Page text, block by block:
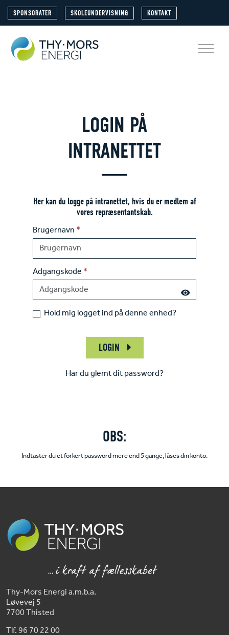
SPONSORATER SKOLEUNDERVISNING KONTAKT
LOGIN PÅ
INTRANETTET
Her kan du logge på intranettet, hvis du er medlem af
vores repræsentantskab.
Brugernavn*
Adgangskode*
Hold mig logget ind på denne enhed?
LOGIN
Har du glemt dit password?
OBS:
Indtaster du et forkert password mere end 5 gange, låses din konto.
Thy-Mors Energi a.m.b.a.
Løvevej 5
7700 Thisted
Tlf. 96 70 22 00